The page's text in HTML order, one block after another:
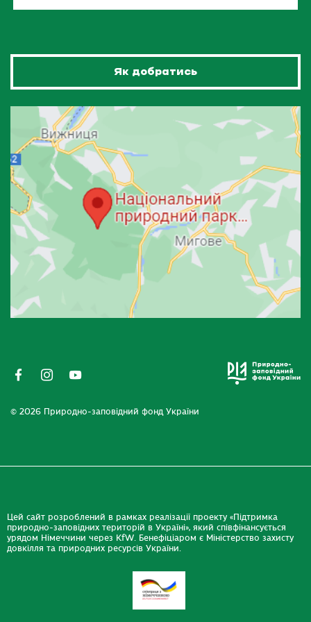
Як добратись
© 2026 Природно-заповідний фонд України
Цей сайт розроблений в рамках реалізації проекту «Підтримка
природно-заповідних територій в Україні», який співфінансується
урядом Німеччини через KfW. Бенефіціаром є Міністерство захисту
довкілля та природних ресурсів України.